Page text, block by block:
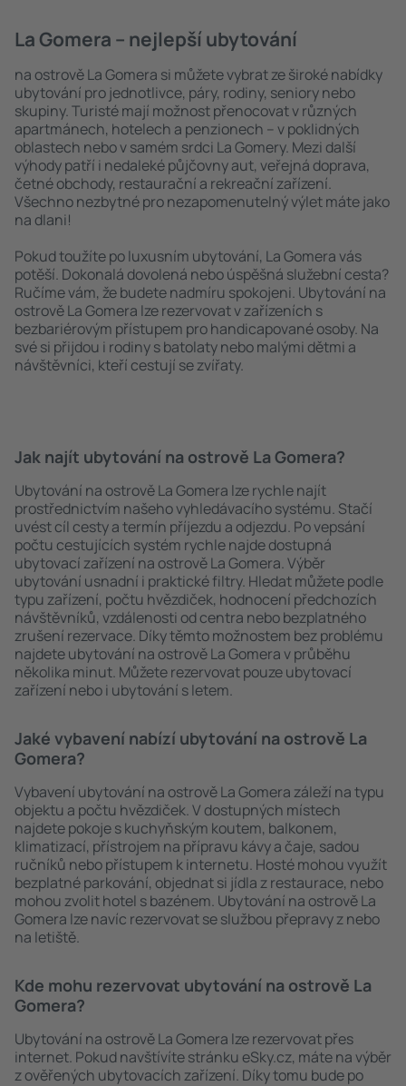
La Gomera – nejlepší ubytování
na ostrově La Gomera si můžete vybrat ze široké nabídky
ubytování pro jednotlivce, páry, rodiny, seniory nebo
skupiny. Turisté mají možnost přenocovat v různých
apartmánech, hotelech a penzionech – v poklidných
oblastech nebo v samém srdci La Gomery. Mezi další
výhody patří i nedaleké půjčovny aut, veřejná doprava,
četné obchody, restaurační a rekreační zařízení.
Všechno nezbytné pro nezapomenutelný výlet máte jako
na dlani!
Pokud toužíte po luxusním ubytování, La Gomera vás
potěší. Dokonalá dovolená nebo úspěšná služební cesta?
Ručíme vám, že budete nadmíru spokojeni. Ubytování na
ostrově La Gomera lze rezervovat v zařízeních s
bezbariérovým přístupem pro handicapované osoby. Na
své si přijdou i rodiny s batolaty nebo malými dětmi a
návštěvníci, kteří cestují se zvířaty.
Jak najít ubytování na ostrově La Gomera?
Ubytování na ostrově La Gomera lze rychle najít
prostřednictvím našeho vyhledávacího systému. Stačí
uvést cíl cesty a termín příjezdu a odjezdu. Po vepsání
počtu cestujících systém rychle najde dostupná
ubytovací zařízení na ostrově La Gomera. Výběr
ubytování usnadní i praktické filtry. Hledat můžete podle
typu zařízení, počtu hvězdiček, hodnocení předchozích
návštěvníků, vzdálenosti od centra nebo bezplatného
zrušení rezervace. Díky těmto možnostem bez problému
najdete ubytování na ostrově La Gomera v průběhu
několika minut. Můžete rezervovat pouze ubytovací
zařízení nebo i ubytování s letem.
Jaké vybavení nabízí ubytování na ostrově La
Gomera?
Vybavení ubytování na ostrově La Gomera záleží na typu
objektu a počtu hvězdiček. V dostupných místech
najdete pokoje s kuchyňským koutem, balkonem,
klimatizací, přístrojem na přípravu kávy a čaje, sadou
ručníků nebo přístupem k internetu. Hosté mohou využít
bezplatné parkování, objednat si jídla z restaurace, nebo
mohou zvolit hotel s bazénem. Ubytování na ostrově La
Gomera lze navíc rezervovat se službou přepravy z nebo
na letiště.
Kde mohu rezervovat ubytování na ostrově La
Gomera?
Ubytování na ostrově La Gomera lze rezervovat přes
internet. Pokud navštívíte stránku eSky.cz, máte na výběr
z ověřených ubytovacích zařízení. Díky tomu bude po